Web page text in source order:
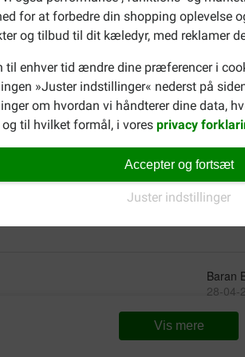
for at forbedre din shopping oplevelse
og tilbud til dit kæledyr, med reklamer
til enhver tid ændre dine præferencer i
»Juster indstillinger« nederst på
om hvordan vi håndterer dine data,
og til hvilket formål, i vores privacy
Accepter og fortsæt
Juster indstillinger
produkt.
Mijn
ook eenden reepjes
voor kip.
15-07-
Baran
28-04-
Vis mere